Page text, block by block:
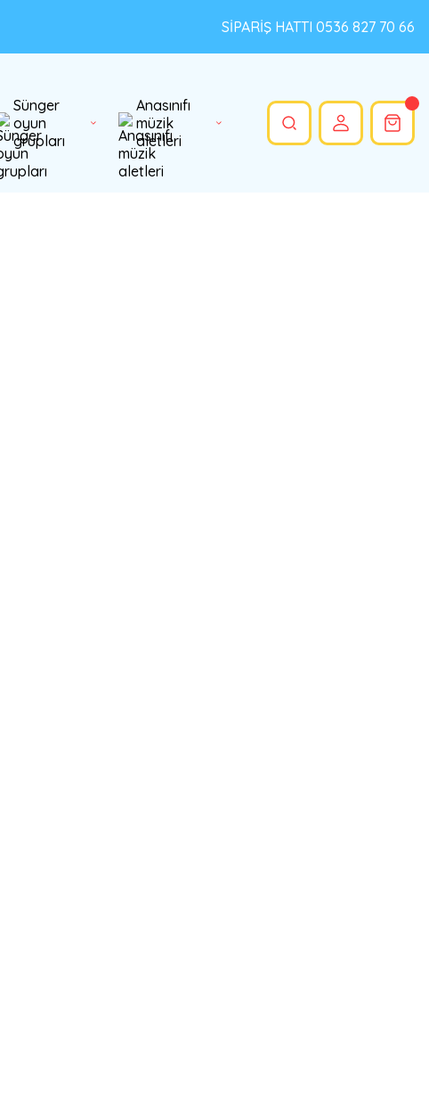
SİPARİŞ HATTI 0536 827 70 66
Sünger
oyun
grupları
Anasınıfı
müzik
aletleri